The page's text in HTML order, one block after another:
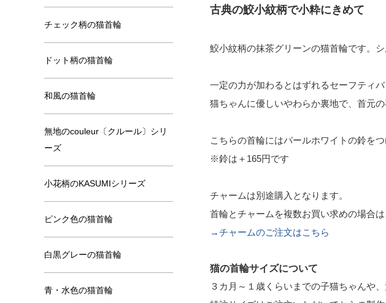
古典の鮫小紋柄で小粋にきめて
鮫小紋柄の抹茶グリーンの猫首輪です。
一定の力が加わるとはずれるセーフティバ
猫ちゃんに優しいやわらか裏地で、首元
こちらの首輪にはパールホワイトの鈴をつ
※鈴は＋165円です
チャームは別途購入となります。
首輪とチャームを複数お買い求めの場合
→チャームのご注文はこちら
猫の首輪サイズについて
３カ月～１歳くらいまでの子猫ちゃんや
チェック柄の猫首輪
ドット柄の猫首輪
和風の猫首輪
無地のcouleur〔クルール〕シリ
ーズ
小花柄のKASUMIシリーズ
ピンク色の猫首輪
白黒グレーの猫首輪
青・水色の猫首輪